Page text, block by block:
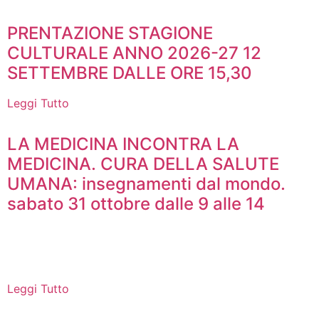
PRENTAZIONE STAGIONE
CULTURALE ANNO 2026-27 12
SETTEMBRE DALLE ORE 15,30
Leggi Tutto
LA MEDICINA INCONTRA LA
MEDICINA. CURA DELLA SALUTE
UMANA: insegnamenti dal mondo.
sabato 31 ottobre dalle 9 alle 14
Leggi Tutto